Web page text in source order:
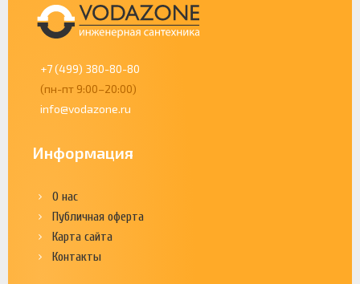
+7 (499) 380-80-80
(пн-пт 9:00–20:00)
info@vodazone.ru
Информация
О нас
Публичная оферта
Карта сайта
Контакты